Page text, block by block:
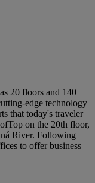
20 floors and 140
edge technology
that today's traveler
on the 20th floor,
River. Following
to offer business